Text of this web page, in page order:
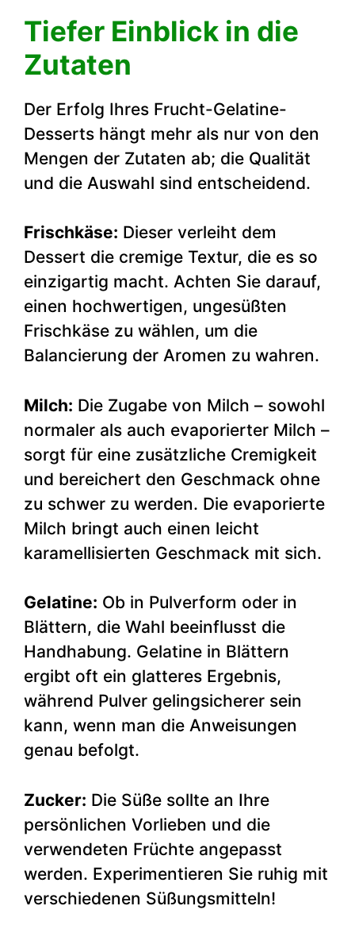
Tiefer Einblick in die
Zutaten
Der Erfolg Ihres Frucht-Gelatine-
Desserts hängt mehr als nur von den
Mengen der Zutaten ab; die Qualität
und die Auswahl sind entscheidend.
Frischkäse: Dieser verleiht dem
Dessert die cremige Textur, die es so
einzigartig macht. Achten Sie darauf,
einen hochwertigen, ungesüßten
Frischkäse zu wählen, um die
Balancierung der Aromen zu wahren.
Milch: Die Zugabe von Milch – sowohl
normaler als auch evaporierter Milch –
sorgt für eine zusätzliche Cremigkeit
und bereichert den Geschmack ohne
zu schwer zu werden. Die evaporierte
Milch bringt auch einen leicht
karamellisierten Geschmack mit sich.
Gelatine: Ob in Pulverform oder in
Blättern, die Wahl beeinflusst die
Handhabung. Gelatine in Blättern
ergibt oft ein glatteres Ergebnis,
während Pulver gelingsicherer sein
kann, wenn man die Anweisungen
genau befolgt.
Zucker: Die Süße sollte an Ihre
persönlichen Vorlieben und die
verwendeten Früchte angepasst
werden. Experimentieren Sie ruhig mit
verschiedenen Süßungsmitteln!